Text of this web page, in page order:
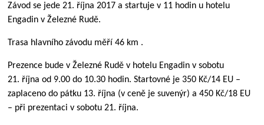
Závod se jede 21. října 2017 a startuje v 11 hodin u hotelu
Engadin v Železné Rudě.
Trasa hlavního závodu měří 46 km .
Prezence bude v Železné Rudě v hotelu Engadin v sobotu
21. října od 9.00 do 10.30 hodin. Startovné je 350 Kč/14 EU –
zaplaceno do pátku 13. října (v ceně je suvenýr) a 450 Kč/18 EU
– při prezentaci v sobotu 21. října.